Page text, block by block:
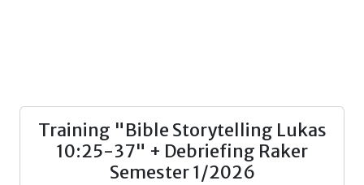
Training "Bible Storytelling Lukas
10:25-37" + Debriefing Raker
Semester 1/2026